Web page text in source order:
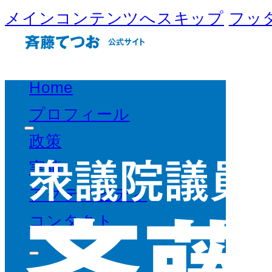
メインコンテンツへスキップ フッ
Home
プロフィール
政策
実績
アクティビティ
コンタクト